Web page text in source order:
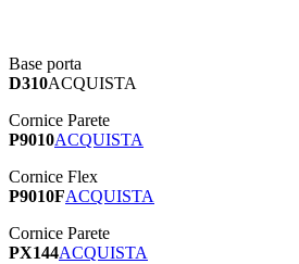
Base porta
D310ACQUISTA
Cornice Parete
P9010ACQUISTA
Cornice Flex
P9010FACQUISTA
Cornice Parete
PX144ACQUISTA